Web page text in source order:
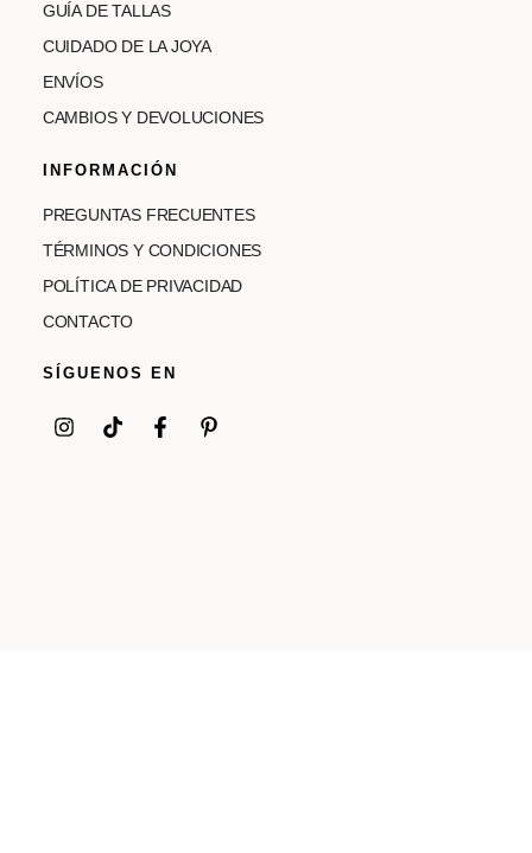
GUÍA DE TALLAS
CUIDADO DE LA JOYA
ENVÍOS
CAMBIOS Y DEVOLUCIONES
INFORMACIÓN
PREGUNTAS FRECUENTES
TÉRMINOS Y CONDICIONES
POLÍTICA DE PRIVACIDAD
CONTACTO
SÍGUENOS EN